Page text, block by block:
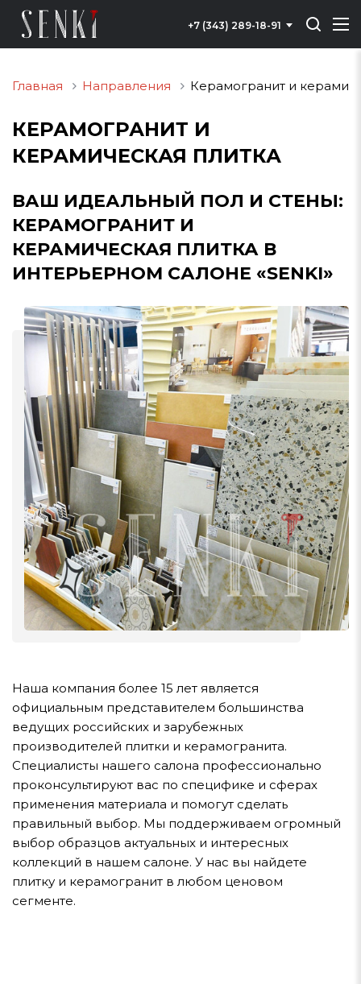
+7 (343) 289-18-91
Главная Направления Керамогранит и
КЕРАМОГРАНИТ И
КЕРАМИЧЕСКАЯ ПЛИТКА
ВАШ ИДЕАЛЬНЫЙ ПОЛ И СТЕНЫ:
КЕРАМОГРАНИТ И
КЕРАМИЧЕСКАЯ ПЛИТКА В
ИНТЕРЬЕРНОМ САЛОНЕ «SENKI»
Наша компания более 15 лет является
официальным представителем большинства
ведущих российских и зарубежных
производителей плитки и керамогранита.
Специалисты нашего салона профессионально
проконсультируют вас по специфике и сферах
применения материала и помогут сделать
правильный выбор. Мы поддерживаем огромный
выбор образцов актуальных и интересных
коллекций в нашем салоне. У нас вы найдете
плитку и керамогранит в любом ценовом
сегменте.